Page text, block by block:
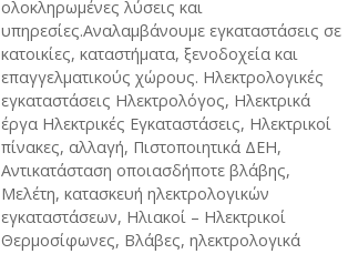
ολοκληρωμένες λύσεις και
υπηρεσίες.Αναλαμβάνουμε εγκαταστάσεις σε
κατοικίες, καταστήματα, ξενοδοχεία και
επαγγελματικούς χώρους. Ηλεκτρολογικές
εγκαταστάσεις Ηλεκτρολόγος, Ηλεκτρικά
έργα Ηλεκτρικές Εγκαταστάσεις, Ηλεκτρικοί
πίνακες, αλλαγή, Πιστοποιητικά ΔΕΗ,
Αντικατάσταση οποιασδήποτε βλάβης,
Μελέτη, κατασκευή ηλεκτρολογικών
εγκαταστάσεων, Ηλιακοί – Ηλεκτρικοί
Θερμοσίφωνες, Βλάβες, ηλεκτρολογικά